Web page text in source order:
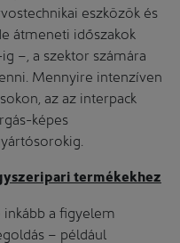
eszközök és
átmeneti időszakok
–, a szektor számára
Mennyire intenzíven
az az interpack
képes
termékekhez
a figyelem
– például